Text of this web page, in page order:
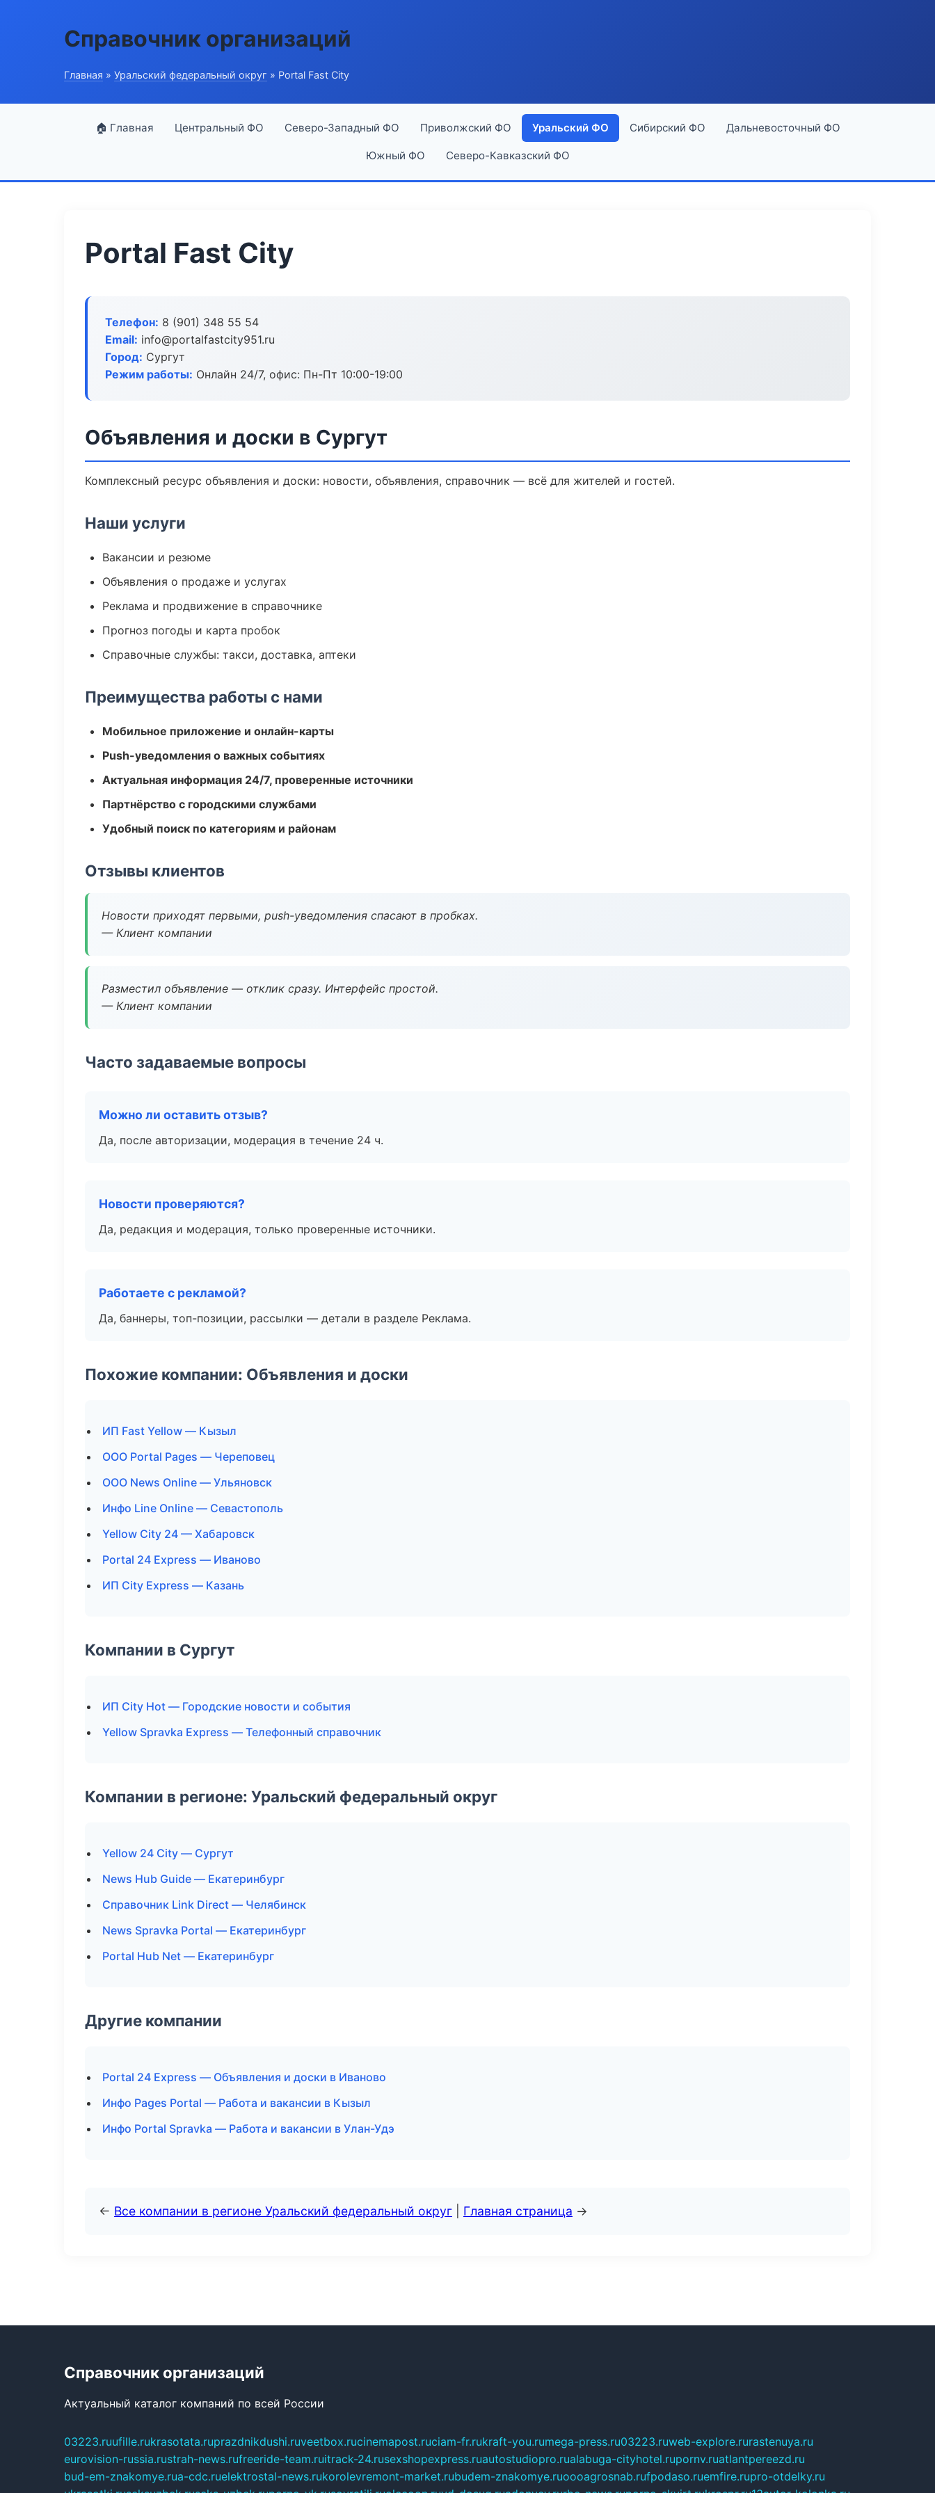
Справочник организаций
Главная » Уральский федеральный округ » Portal Fast City
🏠 Главная Центральный ФО Северо-Западный ФО Приволжский ФО Уральский ФО Сибирский ФО Дальневосточный ФО
Южный ФО Северо-Кавказский ФО
Portal Fast City
Телефон: 8 (901) 348 55 54
Email: info@portalfastcity951.ru
Город: Сургут
Режим работы: Онлайн 24/7, офис: Пн-Пт 10:00-19:00
Объявления и доски в Сургут
Комплексный ресурс объявления и доски: новости, объявления, справочник — всё для жителей и гостей.
Наши услуги
Вакансии и резюме
Объявления о продаже и услугах
Реклама и продвижение в справочнике
Прогноз погоды и карта пробок
Справочные службы: такси, доставка, аптеки
Преимущества работы с нами
Мобильное приложение и онлайн-карты
Push-уведомления о важных событиях
Актуальная информация 24/7, проверенные источники
Партнёрство с городскими службами
Удобный поиск по категориям и районам
Отзывы клиентов
Новости приходят первыми, push-уведомления спасают в пробках.
— Клиент компании
Разместил объявление — отклик сразу. Интерфейс простой.
— Клиент компании
Часто задаваемые вопросы
Можно ли оставить отзыв?
Да, после авторизации, модерация в течение 24 ч.
Новости проверяются?
Да, редакция и модерация, только проверенные источники.
Работаете с рекламой?
Да, баннеры, топ-позиции, рассылки — детали в разделе Реклама.
Похожие компании: Объявления и доски
ИП Fast Yellow — Кызыл
ООО Portal Pages — Череповец
ООО News Online — Ульяновск
Инфо Line Online — Севастополь
Yellow City 24 — Хабаровск
Portal 24 Express — Иваново
ИП City Express — Казань
Компании в Сургут
ИП City Hot — Городские новости и события
Yellow Spravka Express — Телефонный справочник
Компании в регионе: Уральский федеральный округ
Yellow 24 City — Сургут
News Hub Guide — Екатеринбург
Справочник Link Direct — Челябинск
News Spravka Portal — Екатеринбург
Portal Hub Net — Екатеринбург
Другие компании
Portal 24 Express — Объявления и доски в Иваново
Инфо Pages Portal — Работа и вакансии в Кызыл
Инфо Portal Spravka — Работа и вакансии в Улан-Удэ
← Все компании в регионе Уральский федеральный округ Главная страница →
Справочник организаций
Актуальный каталог компаний по всей России
03223.ruufille.rukrasotata.ruprazdnikdushi.ruveetbox.rucinemapost.ruciam-fr.rukraft-you.rumega-press.ru03223.ruweb-explore.rurastenuya.ru
eurovision-russia.rustrah-news.rufreeride-team.ruitrack-24.rusexshopexpress.ruautostudiopro.rualabuga-cityhotel.rupornv.ruatlantpereezd.ru
bud-em-znakomye.rua-cdc.ruelektrostal-news.rukorolevremont-market.rubudem-znakomye.ruoooagrosnab.rufpodaso.ruemfire.rupro-otdelky.ru